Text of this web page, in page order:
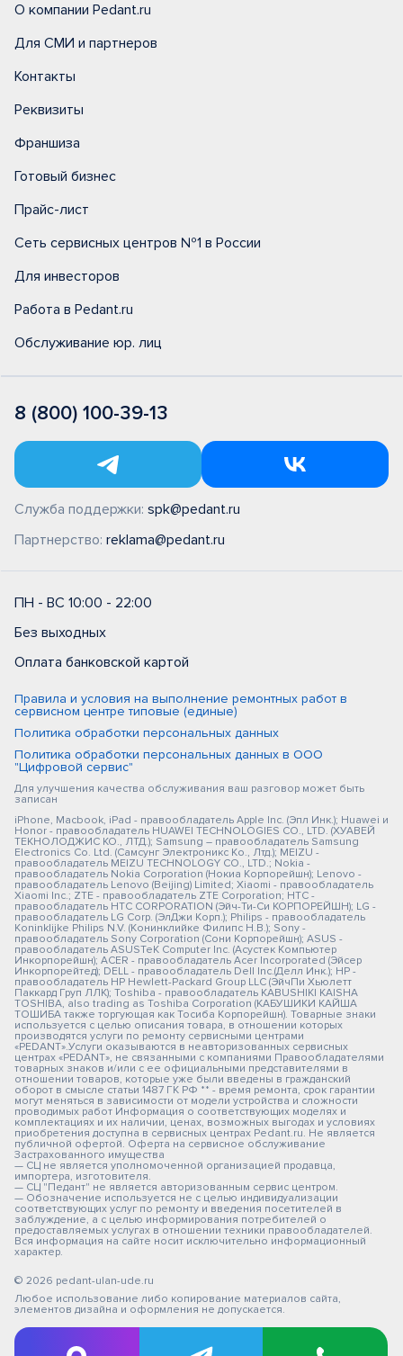
О компании Pedant.ru
Для СМИ и партнеров
Контакты
Реквизиты
Франшиза
Готовый бизнес
Прайс-лист
Сеть сервисных центров №1 в России
Для инвесторов
Работа в Pedant.ru
Обслуживание юр. лиц
8 (800) 100-39-13
Служба поддержки: spk@pedant.ru
Партнерство: reklama@pedant.ru
ПН - ВС 10:00 - 22:00
Без выходных
Оплата банковской картой
Правила и условия на выполнение ремонтных работ в
сервисном центре типовые (единые)
Политика обработки персональных данных
Политика обработки персональных данных в ООО
"Цифровой сервис"
Для улучшения качества обслуживания ваш разговор может быть
записан
iPhone, Macbook, iPad - правообладатель Apple Inc. (Эпл Инк.); Huawei и
Honor - правообладатель HUAWEI TECHNOLOGIES CO., LTD. (ХУАВЕЙ
ТЕКНОЛОДЖИС КО., ЛТД.); Samsung – правообладатель Samsung
Electronics Co. Ltd. (Самсунг Электроникс Ко., Лтд.); MEIZU -
правообладатель MEIZU TECHNOLOGY CO., LTD.; Nokia -
правообладатель Nokia Corporation (Нокиа Корпорейшн); Lenovo -
правообладатель Lenovo (Beijing) Limited; Xiaomi - правообладатель
Xiaomi Inc.; ZTE - правообладатель ZTE Corporation; HTC -
правообладатель HTC CORPORATION (Эйч-Ти-Си КОРПОРЕЙШН); LG -
правообладатель LG Corp. (ЭлДжи Корп.); Philips - правообладатель
Koninklijke Philips N.V. (Конинклийке Филипс Н.В.); Sony -
правообладатель Sony Corporation (Сони Корпорейшн); ASUS -
правообладатель ASUSTeK Computer Inc. (Асустек Компьютер
Инкорпорейшн); ACER - правообладатель Acer Incorporated (Эйсер
Инкорпорейтед); DELL - правообладатель Dell Inc.(Делл Инк.); HP -
правообладатель HP Hewlett-Packard Group LLC (ЭйчПи Хьюлетт
Паккард Груп ЛЛК); Toshiba - правообладатель KABUSHIKI KAISHA
TOSHIBA, also trading as Toshiba Corporation (КАБУШИКИ КАЙША
ТОШИБА также торгующая как Тосиба Корпорейшн). Товарные знаки
используется с целью описания товара, в отношении которых
производятся услуги по ремонту сервисными центрами
«PEDANT».Услуги оказываются в неавторизованных сервисных
центрах «PEDANT», не связанными с компаниями Правообладателями
товарных знаков и/или с ее официальными представителями в
отношении товаров, которые уже были введены в гражданский
оборот в смысле статьи 1487 ГК РФ ** - время ремонта, срок гарантии
могут меняться в зависимости от модели устройства и сложности
проводимых работ Информация о соответствующих моделях и
комплектациях и их наличии, ценах, возможных выгодах и условиях
приобретения доступна в сервисных центрах Pedant.ru. Не является
публичной офертой. Оферта на сервисное обслуживание
Застрахованного имущества
— СЦ не является уполномоченной организацией продавца,
импортера, изготовителя.
— СЦ "Педант" не является авторизованным сервис центром.
— Обозначение используется не с целью индивидуализации
соответствующих услуг по ремонту и введения посетителей в
заблуждение, а с целью информирования потребителей о
предоставляемых услугах в отношении техники правообладателей.
Вся информация на сайте носит исключительно информационный
характер.
© 2026 pedant-ulan-ude.ru
Любое использование либо копирование материалов сайта,
элементов дизайна и оформления не допускается.